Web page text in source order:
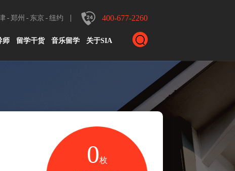
400-677-2260
郑州 东京 纽约
师 留学干货 音乐留学 关于SIA
0枚